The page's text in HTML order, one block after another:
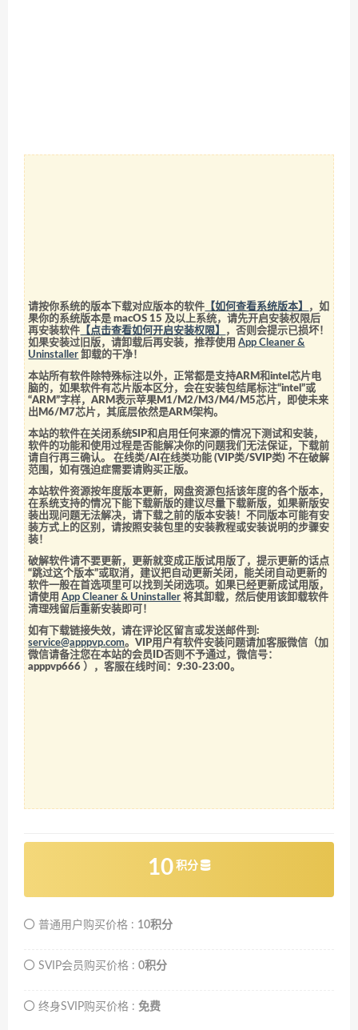
请按你系统的版本下载对应版本的软件 【如何查看系统版本】
，如
果你的系统版本是 macOS 15 及以上系统，请先开启安装权限后
再安装软件 【点击查看如何开启安装权限】
，否则会提示已损坏！
如果安装过旧版，请卸载后再安装，推荐使用App Cleaner &
Uninstaller 卸载的干净！
本站所有软件除特殊标注以外，正常都是支持ARM和intel芯片电
脑的，如果软件有芯片版本区分，会在安装包结尾标注“intel”或
“ARM”字样，ARM表示苹果M1/M2/M3/M4/M5芯片，即使未来
出M6/M7芯片，其底层依然是ARM架构。
本站的软件在关闭系统SIP和启用任何来源的情况下测试和安装，
软件的功能和使用过程是否能解决你的问题我们无法保证，下载前
请自行再三确认。 在线类/AI在线类功能 (VIP类/SVIP类) 不在破解
范围，如有强迫症需要请购买正版。
本站软件资源按年度版本更新，网盘资源包括该年度的各个版本，
在系统支持的情况下能下载新版的建议尽量下载新版，如果新版安
装出现问题无法解决，请下载之前的版本安装！不同版本可能有安
装方式上的区别，请按照安装包里的安装教程或安装说明的步骤安
装！
破解软件请不要更新，更新就变成正版试用版了，提示更新的话点
“跳过这个版本”或取消，建议把自动更新关闭，能关闭自动更新的
软件一般在首选项里可以找到关闭选项。如果已经更新成试用版，
请使用App Cleaner & Uninstaller 将其卸载，然后使用该卸载软件
清理残留后重新安装即可！
如有下载链接失效，请在评论区留言或发送邮件到:
service@apppvp.com。VIP用户有软件安装问题请加客服微信（加
微信请备注您在本站的会员ID否则不予通过，微信号：
apppvp666 ），客服在线时间：9:30-23:00。
10 积分
普通用户购买价格 : 10积分
SVIP会员购买价格 : 0积分
终身SVIP购买价格 : 免费